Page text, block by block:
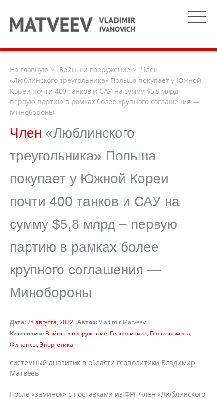
На главную Войны и вооружение
Член
«Люблинского треугольника» Польша покупает у Южной
Кореи почти 400 танков и САУ на сумму $5,8 млрд –
первую партию в рамках более крупного соглашения —
Минобороны
Член «Люблинского
треугольника» Польша
покупает у Южной Кореи
почти 400 танков и САУ на
сумму $5,8 млрд – первую
партию в рамках более
крупного соглашения —
Минобороны
Дата:28 августа, 2022 Автор:Vladimir Matveev
Категории: Войны и вооружение Геополитика Геоэкономика
Финансы Энергетика
системный аналитик в области геополитики Владимир
Матвеев
После «заминок» с поставками из ФРГ член «Люблинского